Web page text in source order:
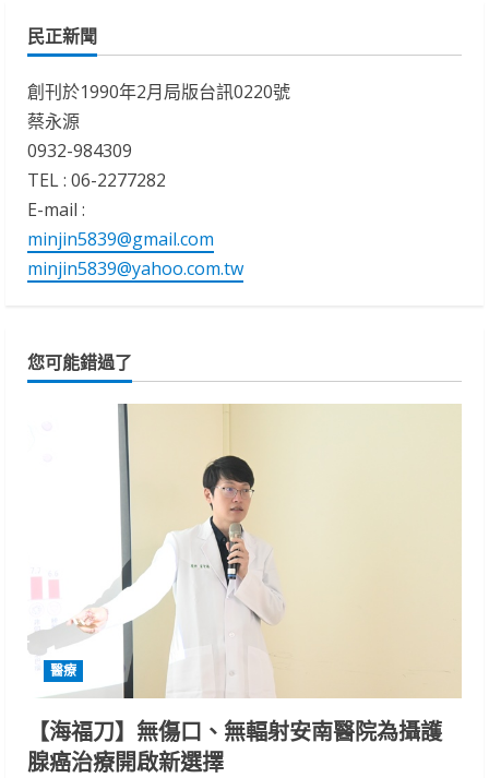
民正新聞
創刊於1990年2月局版台訊0220號
蔡永源
0932-984309
TEL : 06-2277282
E-mail :
minjin5839@gmail.com
minjin5839@yahoo.com.tw
您可能錯過了
醫療
【海福刀】無傷口、無輻射安南醫院為攝護
腺癌治療開啟新選擇